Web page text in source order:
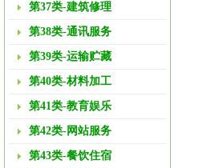
第37类-建筑修理
第38类-通讯服务
第39类-运输贮藏
第40类-材料加工
第41类-教育娱乐
第42类-网站服务
第43类-餐饮住宿